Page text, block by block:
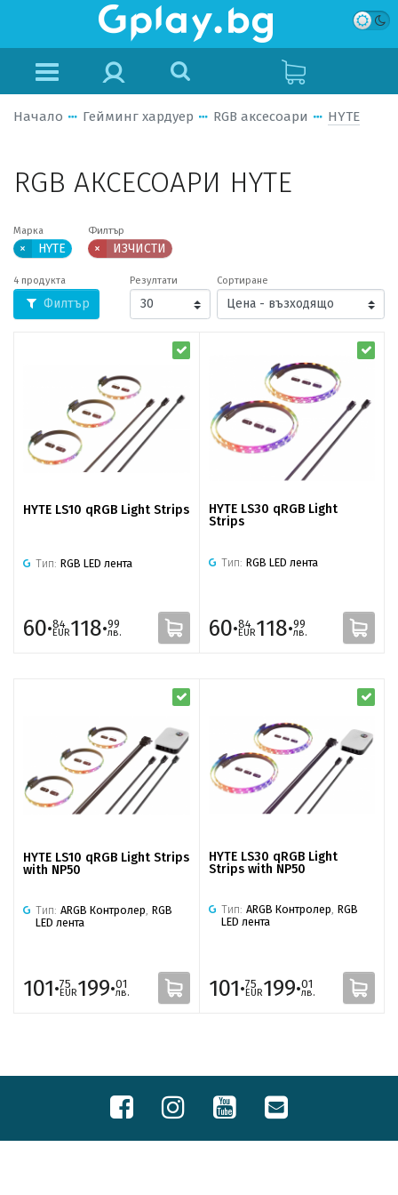
Начало Гейминг хардуер RGB аксесоари HYTE
RGB АКСЕСОАРИ HYTE
Марка
× HYTE
Филтър
× ИЗЧИСТИ
4 продукта
Филтър
Резултати Сортиране
HYTE LS10 qRGB Light Strips
Тип: RGB LED лента
60·84
EUR118·99
лв.
HYTE LS30 qRGB Light
Strips
Тип: RGB LED лента
60·84
EUR118·99
лв.
HYTE LS10 qRGB Light Strips
with NP50
Тип: ARGB Контролер, RGB
LED лента
101·75
EUR199·01
лв.
HYTE LS30 qRGB Light
Strips with NP50
Тип: ARGB Контролер, RGB
LED лента
101·75
EUR199·01
лв.